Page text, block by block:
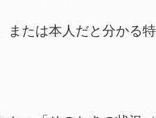
たは本人だと分かる